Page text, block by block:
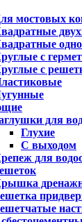
мостовых
с
с
для
Глухие
С выходом
для